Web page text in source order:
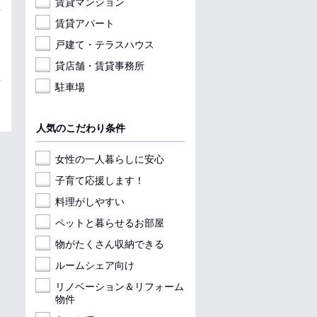
賃貸アパート
戸建て・テラスハウス
貸店舗・賃貸事務所
駐車場
人気のこだわり条件
女性の一人暮らしに安心
子育て応援します！
料理がしやすい
ペットと暮らせるお部屋
物がたくさん収納できる
ルームシェア向け
リノベーション＆リフォーム
物件